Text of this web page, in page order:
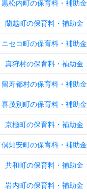
黒松内町の保育料・補助金
蘭越町の保育料・補助金
ニセコ町の保育料・補助金
真狩村の保育料・補助金
留寿都村の保育料・補助金
喜茂別町の保育料・補助金
京極町の保育料・補助金
倶知安町の保育料・補助金
共和町の保育料・補助金
岩内町の保育料・補助金